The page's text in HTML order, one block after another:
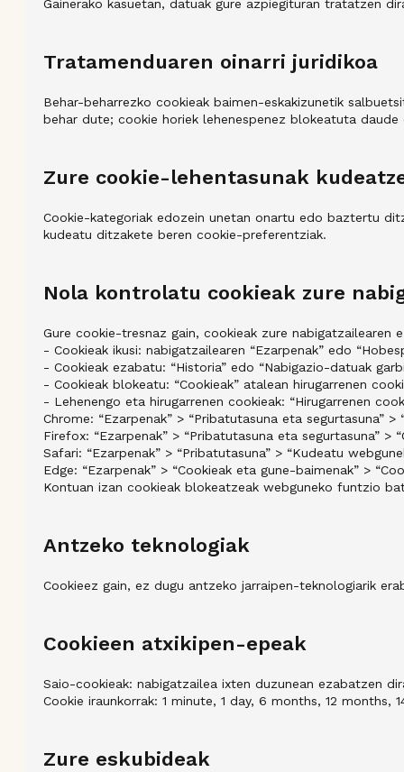
Gainerako kasuetan, datuak gure azpiegituran tratatzen
Tratamenduaren oinarri juridikoa
Behar-beharrezko cookieak baimen-eskakizunetik
behar dute; cookie horiek lehenespenez blokeatuta
Zure cookie-lehentasunak
Cookie-kategoriak edozein unetan onartu edo baztertu
kudeatu ditzakete beren cookie-preferentziak.
Nola kontrolatu cookieak zure
Gure cookie-tresnaz gain, cookieak zure nabigatzailearen
- Cookieak ikusi: nabigatzailearen “Ezarpenak” edo
- Cookieak ezabatu: “Historia” edo “Nabigazio-datuak
- Cookieak blokeatu: “Cookieak” atalean hirugarrenen
- Lehenengo eta hirugarrenen cookieak: “Hirugarrenen
Chrome: “Ezarpenak” > “Pribatutasuna eta segurtasuna”
Firefox: “Ezarpenak” > “Pribatutasuna eta segurtasuna” >
Safari: “Ezarpenak” > “Pribatutasuna” > “Kudeatu
Edge: “Ezarpenak” > “Cookieak eta gune-baimenak” >
Kontuan izan cookieak blokeatzeak webguneko funtzio
Antzeko teknologiak
Cookieez gain, ez dugu antzeko jarraipen-teknologiarik
Cookieen atxikipen-epeak
Saio-cookieak: nabigatzailea ixten duzunean ezabatzen
Cookie iraunkorrak: 1 minute, 1 day, 6 months, 12 months,
Zure eskubideak